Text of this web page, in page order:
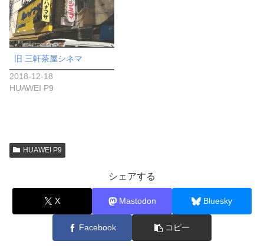
旧 三軒茶屋シネマ
2018-12-18
HUAWEI P9
HUAWEI P9
シェアする
X Mastodon Bluesky
Facebook コピー